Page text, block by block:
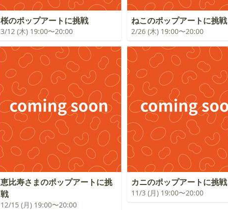
桜のポップアートに挑戦
3/12 (木) 19:00〜20:00
ねこのポップアートに挑戦
2/26 (木) 19:00〜20:00
恵比寿さまのポップアートに挑
戦
12/15 (月) 19:00〜20:00
カニのポップアートに挑戦
11/3 (月) 19:00〜20:00